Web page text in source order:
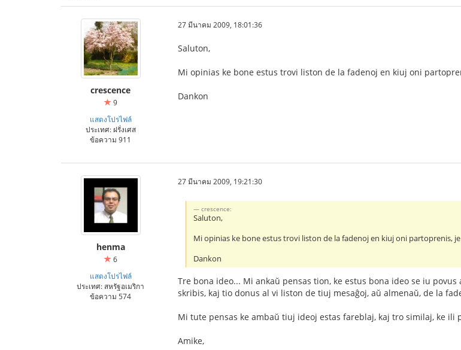
crescence
9
แสดงโปรไฟล์
ประเทศ: ฝรั่งเศส
ข้อความ 911
27 มีนาคม 2009, 18:01:36
Saluton,
Mi opinias ke bone estus trovi liston de la fadenoj en kiuj oni
Dankon
henma
6
แสดงโปรไฟล์
ประเทศ: สหรัฐอเมริกา
ข้อความ 574
27 มีนาคม 2009, 19:21:30
crescence:
Saluton,
Mi opinias ke bone estus trovi liston de la fadenoj en kiuj oni partoprenis,
Dankon
Tre bona ideo... Mi ankaŭ pensas tion, ke estus bona ideo se iu
skribis, kaj tio donus al vi liston de tiuj mesaĝoj, aŭ almenaŭ, de la
Mi tute pensas ke ambaŭ tiuj ideoj estas fareblaj, kaj tro similaj, ke ili
Amike,